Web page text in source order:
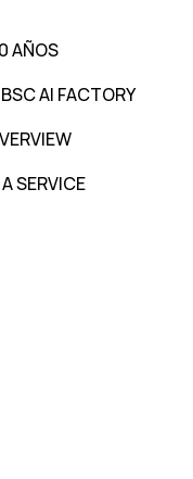
AÑOS
AI FACTORY
SERVICE